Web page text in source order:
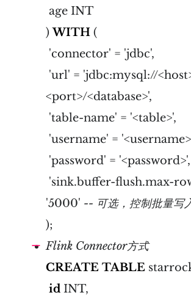
age INT
)WITH (
'connector' = 'jdbc',
'url' = 'jdbc:mysql://
<port>/<database>',
'table-name' = '<table>',
'username' =
'password' = '<password>',
'sink.buffer-flush.max-
'5000' -- 可选，控制批量写
);
Flink Connector方式
CREATE TABLE
id INT,